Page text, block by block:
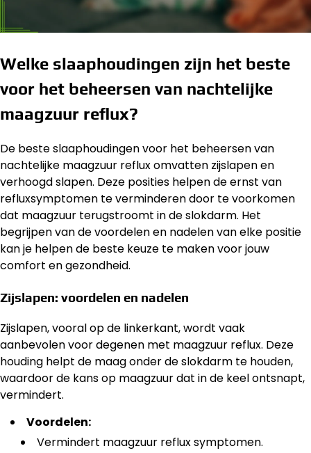
Welke slaaphoudingen zijn het beste
voor het beheersen van nachtelijke
maagzuur reflux?
De beste slaaphoudingen voor het beheersen van
nachtelijke maagzuur reflux omvatten zijslapen en
verhoogd slapen. Deze posities helpen de ernst van
refluxsymptomen te verminderen door te voorkomen
dat maagzuur terugstroomt in de slokdarm. Het
begrijpen van de voordelen en nadelen van elke positie
kan je helpen de beste keuze te maken voor jouw
comfort en gezondheid.
Zijslapen: voordelen en nadelen
Zijslapen, vooral op de linkerkant, wordt vaak
aanbevolen voor degenen met maagzuur reflux. Deze
houding helpt de maag onder de slokdarm te houden,
waardoor de kans op maagzuur dat in de keel ontsnapt,
vermindert.
Voordelen:
Vermindert maagzuur reflux symptomen.